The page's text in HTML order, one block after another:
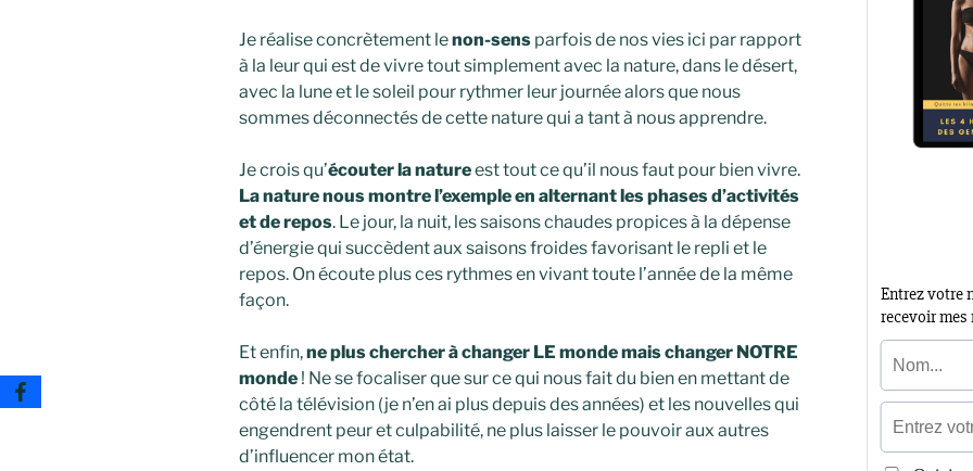
Je réalise concrètement lenon-sens parfois de nos vies ici par rapport
à la leur qui est de vivre tout simplement avec la nature, dans le désert,
avec la lune et le soleil pour rythmer leur journée alors que nous
sommes déconnectés de cette nature qui a tant à nous apprendre.
Je crois qu’écouter la natureest tout ce qu’il nous faut pour bien vivre.
La nature nous montre l’exemple en alternant les phases d’activités
et de repos. Le jour, la nuit, les saisons chaudes propices à la dépense
d’énergie qui succèdent aux saisons froides favorisant le repli et le
repos. On écoute plus ces rythmes en vivant toute l’année de la même
façon.
Et enfin,ne plus chercher à changer LE monde mais changer NOTRE
monde ! Ne se focaliser que sur ce qui nous fait du bien en mettant de
côté la télévision (je n’en ai plus depuis des années) et les nouvelles qui
engendrent peur et culpabilité, ne plus laisser le pouvoir aux autres
d’influencer mon état.